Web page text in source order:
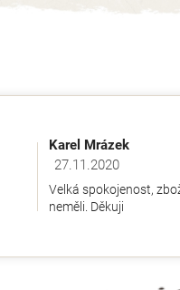
Karel Mrázek
Hodnocení obchodu je
27.11.2020
Velká spokojenost,
neměli. Děkuji